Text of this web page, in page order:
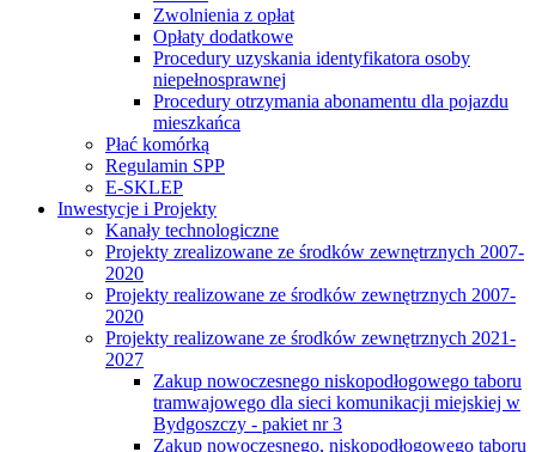
Zwolnienia z opłat
Opłaty dodatkowe
Procedury uzyskania identyfikatora osoby
niepełnosprawnej
Procedury otrzymania abonamentu dla pojazdu
mieszkańca
Płać komórką
Regulamin SPP
E-SKLEP
Inwestycje i Projekty
Kanały technologiczne
Projekty zrealizowane ze środków zewnętrznych 2007-
2020
Projekty realizowane ze środków zewnętrznych 2007-
2020
Projekty realizowane ze środków zewnętrznych 2021-
2027
Zakup nowoczesnego niskopodłogowego taboru
tramwajowego dla sieci komunikacji miejskiej w
Bydgoszczy - pakiet nr 3
Zakup nowoczesnego, niskopodłogowego taboru